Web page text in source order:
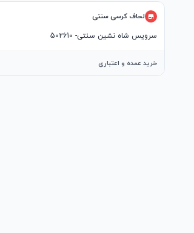
لحاف کرسی سنتی
سرویس شاه نشین سنتی- 502610
خرید عمده و اعتباری